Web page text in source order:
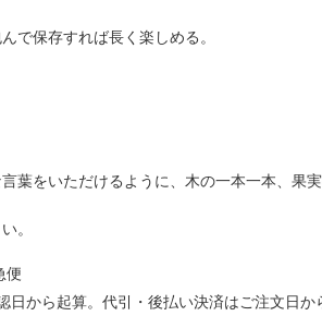
で保存すれば長く楽しめる。
言葉をいただけるように、木の一本一本、
。
便
日から起算。代引・後払い決済はご注文日か